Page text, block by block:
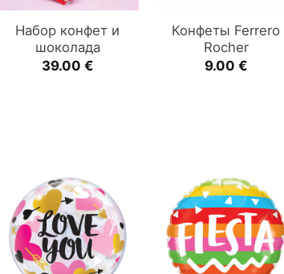
Набор конфет и
шоколада
39.00 €
Конфеты Ferrero
Rocher
9.00 €